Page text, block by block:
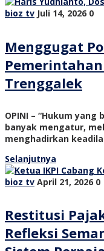
bioz tv Juli 14, 2026 0
Menggugat
Trenggalek
OPINI – “Hukum
banyak mengatur,
menghadirkan
Selanjutnya
bioz tv April 21, 2026 0
Restitusi
Refleksi